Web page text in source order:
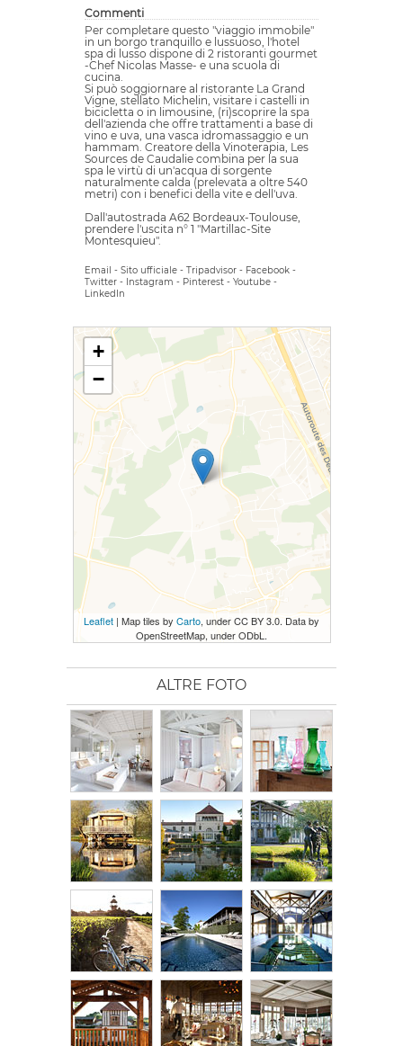
Commenti
Per completare questo "viaggio immobile"
in un borgo tranquillo e lussuoso, l'hotel
spa di lusso dispone di 2 ristoranti gourmet
-Chef Nicolas Masse- e una scuola di
cucina.
Si può soggiornare al ristorante La Grand
Vigne, stellato Michelin, visitare i castelli in
bicicletta o in limousine, (ri)scoprire la spa
dell'azienda che offre trattamenti a base di
vino e uva, una vasca idromassaggio e un
hammam. Creatore della Vinoterapia, Les
Sources de Caudalie combina per la sua
spa le virtù di un'acqua di sorgente
naturalmente calda (prelevata a oltre 540
metri) con i benefici della vite e dell'uva.
Dall'autostrada A62 Bordeaux-Toulouse,
prendere l'uscita n° 1 "Martillac-Site
Montesquieu".
Email - Sito ufficiale - Tripadvisor - Facebook -
Twitter - Instagram - Pinterest - Youtube -
LinkedIn
+
−
Leaflet | Map tiles by Carto, under CC BY 3.0. Data by
OpenStreetMap, under ODbL.
ALTRE FOTO